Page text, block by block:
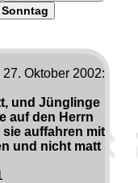
Oktober 2002:
und Jünglinge
auf den Herrn
auffahren mit
und nicht matt